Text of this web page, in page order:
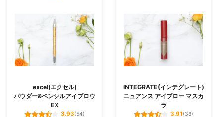
excel(エクセル)
パウダー&ペンシルアイブロウ
EX
3.93(54)
INTEGRATE(インテグレート)
ニュアンス アイブロー マスカ
ラ
3.91(38)